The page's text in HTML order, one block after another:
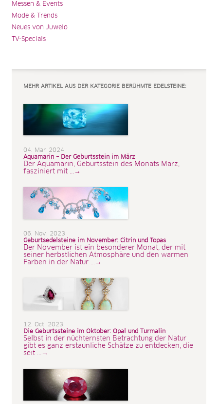
Messen & Events
Mode & Trends
Neues von Juwelo
TV-Specials
MEHR ARTIKEL AUS DER KATEGORIE BERÜHMTE EDELSTEINE:
04. Mar. 2024
Aquamarin – Der Geburtsstein im März
Der Aquamarin, Geburtsstein des Monats März,
fasziniert mit ...→
06. Nov. 2023
Geburtsedelsteine im November: Citrin und Topas
Der November ist ein besonderer Monat, der mit
seiner herbstlichen Atmosphäre und den warmen
Farben in der Natur ...→
12. Oct. 2023
Die Geburtssteine im Oktober: Opal und Turmalin
Selbst in der nüchternsten Betrachtung der Natur
gibt es ganz erstaunliche Schätze zu entdecken, die
seit ...→